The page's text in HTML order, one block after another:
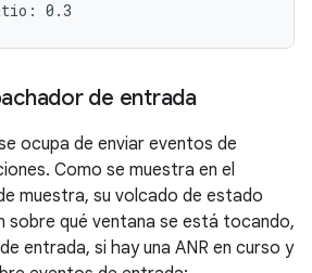
de entrada
ocupa de enviar eventos de
Como se muestra en el
muestra, su volcado de estado
sobre qué ventana se está tocando,
entrada, si hay una ANR en curso y